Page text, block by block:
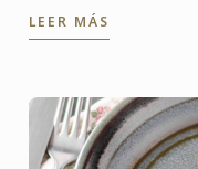
LEER MÁS